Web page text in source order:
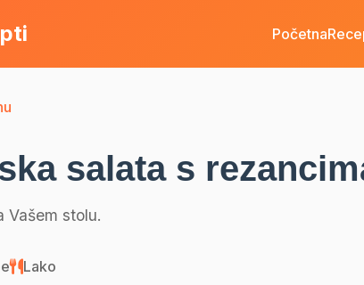
Početna
salata s
Vašem stolu.
Lako